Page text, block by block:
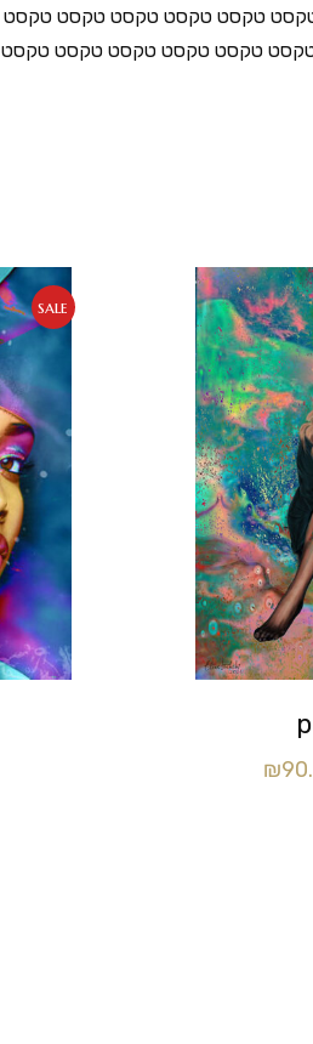
טקסט טקסט טקסט טקסט טקסט
טקסט טקסט טקסט טקסט
₪
sale